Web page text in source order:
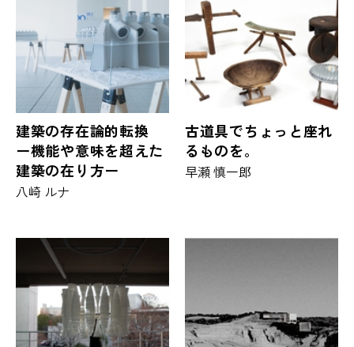
建築の存在論的転換
ー機能や意味を超えた
建築の在り方ー
八崎 ルナ
古道具でちょっと座れ
るものを。
早瀬 慎一郎